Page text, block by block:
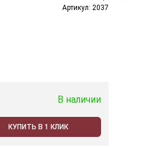
Артикул: 2037
В наличии
КУПИТЬ В 1 КЛИК